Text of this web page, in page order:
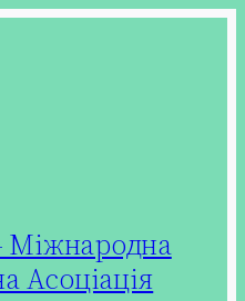
Міжнародна
Асоціація